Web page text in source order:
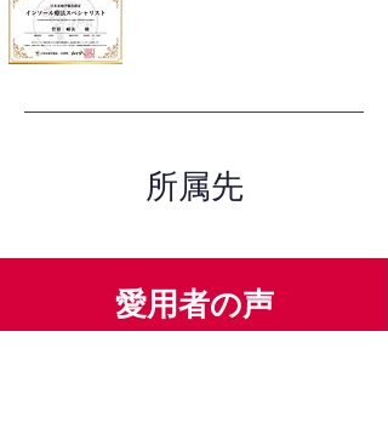
所属先
愛用者の声